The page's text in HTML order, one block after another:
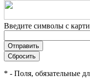
Введите символы с
* - Поля, обязательные